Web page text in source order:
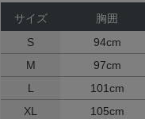
サイズ 胸囲
S
94cm
M
97cm
L
101cm
XL
105cm